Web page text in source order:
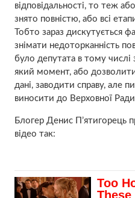
відповідальності, то теж
знято повністю, або всі
Тобто зараз дискутується
знімати недоторканність
було депутата в тому числі
який момент, або
дані, заводити справу, але
виносити до Верховної
Блогер Денис П’ятигорець
відео так: